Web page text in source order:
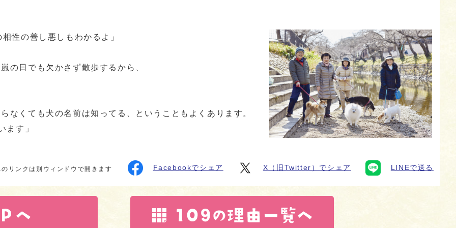
性の善し悪しもわかるよ」
の日でも欠かさず散歩するから、
なくても犬の名前は知ってる、ということもよくあります。
す」
リンクは別ウィンドウで開きます Facebookでシェア X（旧Twitter）でシェア LINEで送る